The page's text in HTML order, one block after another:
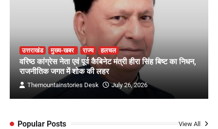
उत्तराखंड मुख्य-खबर राज्य हलचल
वरिष्ठ कांग्रेस नेता एवं पूर्व कैबिनेट मंत्री हीरा सिंह बिष्ट का निधन,
राजनीतिक जगत में शोक की लहर
Themountainstories Desk July 26, 2026
Popular Posts View All